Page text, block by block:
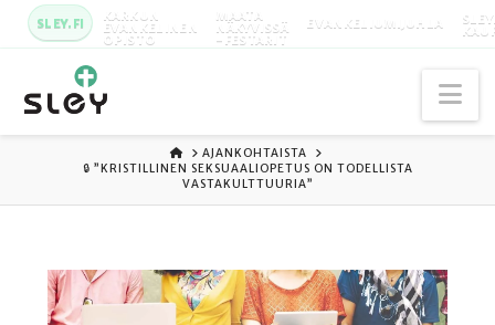
SLEY.FI KARKUN
EVANKELINEN
OPISTO
MAATA
NÄKYVISSÄ
-FESTARIT
EVANKELIUMIJUHLA
ETUSIVU
AJANKOHTAISTA
🔒 ”KRISTILLINEN SEKSUAALIOPETUS ON TODELLISTA
VASTAKULTTUURIA”